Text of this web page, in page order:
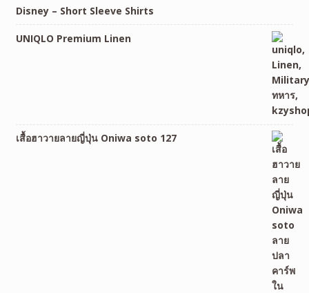
Disney – Short Sleeve Shirts
UNIQLO Premium Linen
เสื้อฮาวายลายญี่ปุ่น Oniwa soto 127